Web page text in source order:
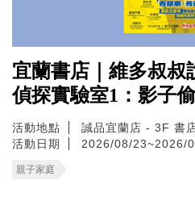
宜蘭書店｜維多叔叔
偵探實驗室1：影子偷
活動地點
誠品宜蘭店 - 3F 書
活動日期
2026/08/23~2026/
親子家庭